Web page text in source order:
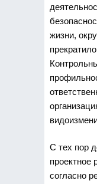
жизни,
С тех пор
проектное
согласно